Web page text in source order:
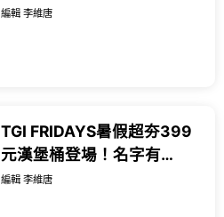
牛肉，七夕浪漫雙人餐999
編輯 李維唐
TGI FRIDAYS暑假超夯399
元漢堡桶登場！名字有
JOHN享五款沾醬吃到飽。
編輯 李維唐